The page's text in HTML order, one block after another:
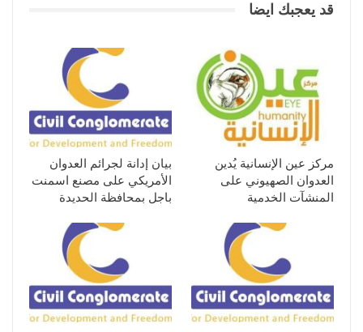
قد يعجبك ايضا
مركز عين الإنسانية يُدين
العدوان الصهيوني على
المنشآت الخدمية
بيان إدانة لجرائم العدوان
الأمريكي على مصنع اسمنت
باجل بمحافظة الحديدة